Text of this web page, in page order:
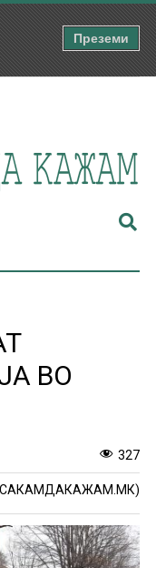
ВО
327
(САКАМДАКАЖАМ.МК)
Преземи